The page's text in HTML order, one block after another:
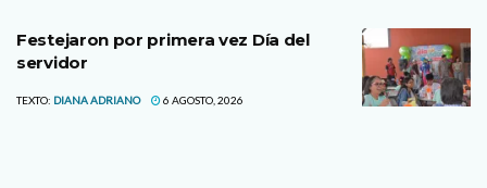
Festejaron por primera vez Día del
servidor
TEXTO: DIANA ADRIANO 6 AGOSTO, 2026